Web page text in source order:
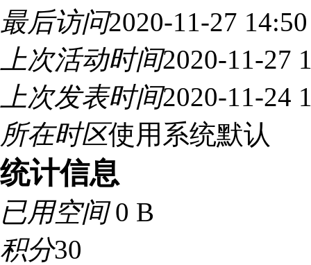
最后访问2020-11-27 14:50
上次活动时间2020-11-27
上次发表时间2020-11-24
所在时区使用系统默认
统计信息
已用空间0 B
积分30